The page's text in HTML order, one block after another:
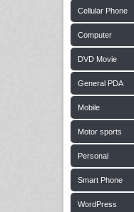
Cellular Phone
Computer
DVD Movie
General PDA
Mobile
Motor sports
Personal
Smart Phone
WordPress